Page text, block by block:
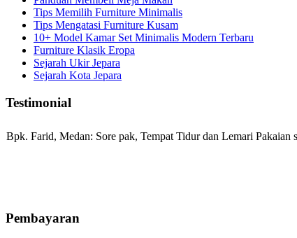
Tips Memilih Furniture Minimalis
Tips Mengatasi Furniture Kusam
10+ Model Kamar Set Minimalis Modern Terbaru
Furniture Klasik Eropa
Sejarah Ukir Jepara
Sejarah Kota Jepara
Testimonial
Bpk. Farid, Medan: Sore pak, Tempat Tidur dan Lemari
Pembayaran